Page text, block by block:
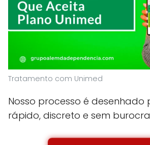
Tratamento com Unimed
Nosso processo é desenhado
rápido, discreto e sem